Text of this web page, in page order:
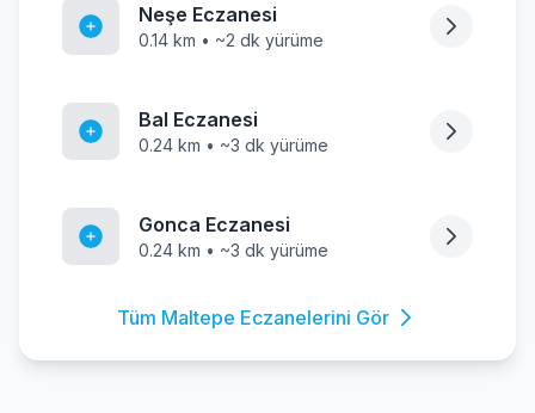
Neşe Eczanesi
0.14 km • ~2 dk yürüme
Bal Eczanesi
0.24 km • ~3 dk yürüme
Gonca Eczanesi
0.24 km • ~3 dk yürüme
Tüm Maltepe Eczanelerini Gör